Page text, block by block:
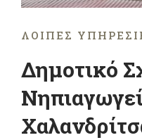
ΛΟΙΠΈΣ
Δημοτικό